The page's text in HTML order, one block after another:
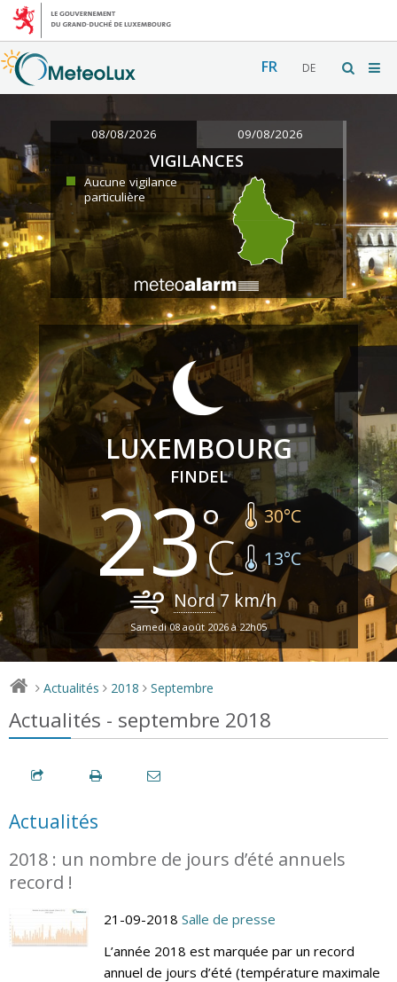
FR DE
08/08/2026 09/08/2026
VIGILANCES
Aucune vigilance
particulière
LUXEMBOURG
FINDEL
23 30°C
13°C
Nord7 km/h
Samedi 08 août 2026 à 22h05
> Actualités > 2018 > Septembre
Actualités - septembre 2018
Actualités
2018 : un nombre de jours d’été annuels
record !
21-09-2018 Salle de presse
L’année 2018 est marquée par un record
annuel de jours d’été (température maximale